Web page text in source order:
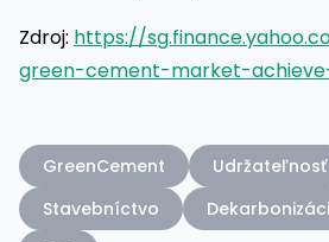
Zdroj: https://
green-cement-market-
GreenCement
Udržateľnosť
Stavebníctvo